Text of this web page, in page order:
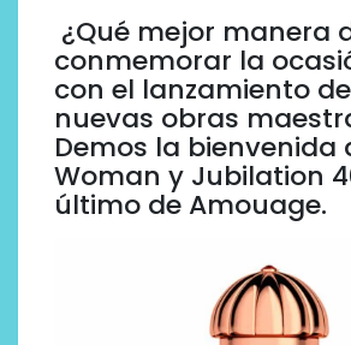
¿Qué mejor manera
conmemorar la
con el lanzamiento
nuevas obras
Demos la bienvenida
Woman y Jubilation
último de Amouage.